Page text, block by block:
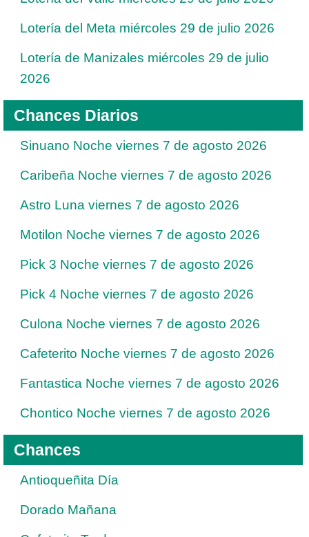
Lotería del Meta miércoles 29 de julio 2026
Lotería de Manizales miércoles 29 de julio
2026
Chances Diarios
Sinuano Noche viernes 7 de agosto 2026
Caribeña Noche viernes 7 de agosto 2026
Astro Luna viernes 7 de agosto 2026
Motilon Noche viernes 7 de agosto 2026
Pick 3 Noche viernes 7 de agosto 2026
Pick 4 Noche viernes 7 de agosto 2026
Culona Noche viernes 7 de agosto 2026
Cafeterito Noche viernes 7 de agosto 2026
Fantastica Noche viernes 7 de agosto 2026
Chontico Noche viernes 7 de agosto 2026
Chances
Antioqueñita Día
Dorado Mañana